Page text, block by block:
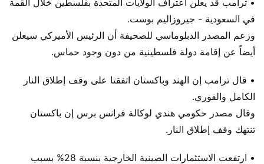
في السعودية - جيروزاليم بوست.
وزعم المصدر الدبلوماسي للصحيفة أن الرئيس الأميركي سيعلن
أيضاً عن إقامة دولة فلسطينية من دون وجود حماس.
• قال ترامب إن الهند وباكستان اتفقتا على وقف إطلاق النار
الكامل والفوري.
وقال مصدر حكومي هندي لوكالة فرانس برس إن باكستان
تنتهك وقف إطلاق النار.
• ارتفعت الاستثمارات الصينية الخارجية بنسبة 28% بسبب